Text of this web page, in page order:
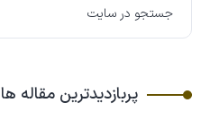
پربازدیدترین مقاله ها